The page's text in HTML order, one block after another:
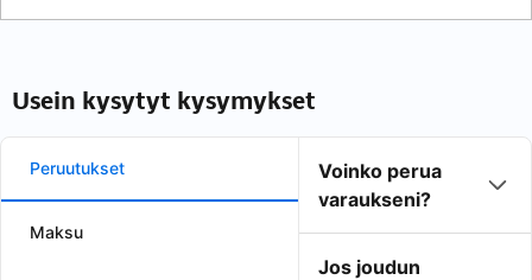
Usein kysytyt kysymykset
Peruutukset
Maksu
Voinko perua
varaukseni?
Jos joudun